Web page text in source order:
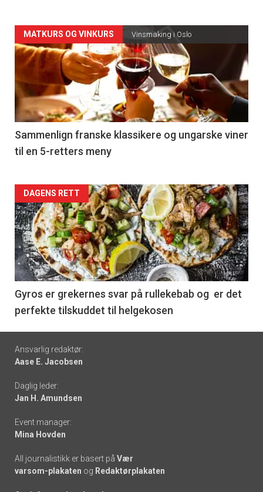
Forsiden
akkurat
nå
-
5
MATKURS OG VINKURS Vinsmaking i Oslo
Sammenlign franske klassikere og ungarske viner
til en 5-retters meny
Forsiden
akkurat
nå
-
6
DAGENS RETT
Gyros er grekernes svar på rullekebab og er det
perfekte tilskuddet til helgekosen
Footer
-
links
Ansvarlig redaktør:
Aase E. Jacobsen
Daglig leder:
Jan H. Amundsen
Event manager:
Mina Hovden
All journalistikk er basert på Vær
varsom-plakaten og Redaktørplakaten